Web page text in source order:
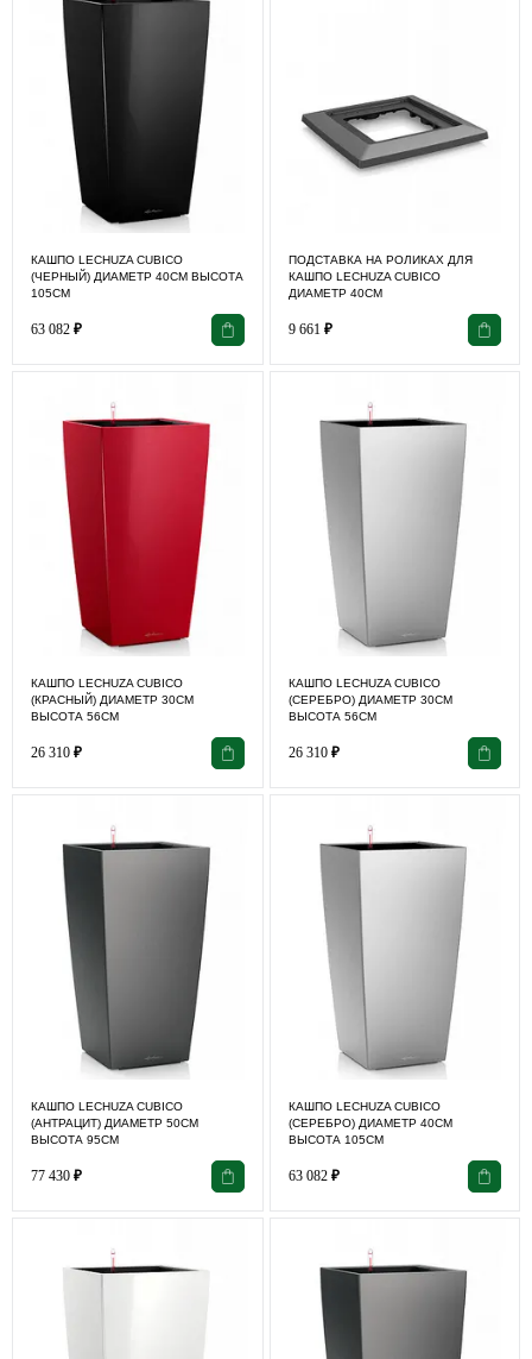
КАШПО LECHUZA CUBICO
(ЧЕРНЫЙ) ДИАМЕТР 40СМ ВЫСОТА
105СМ
63 082 ₽
ПОДСТАВКА НА РОЛИКАХ ДЛЯ
КАШПО LECHUZA CUBICO
ДИАМЕТР 40СМ
9 661 ₽
КАШПО LECHUZA CUBICO
(КРАСНЫЙ) ДИАМЕТР 30СМ
ВЫСОТА 56СМ
26 310 ₽
КАШПО LECHUZA CUBICO
(СЕРЕБРО) ДИАМЕТР 30СМ
ВЫСОТА 56СМ
26 310 ₽
КАШПО LECHUZA CUBICO
(АНТРАЦИТ) ДИАМЕТР 50СМ
ВЫСОТА 95СМ
77 430 ₽
КАШПО LECHUZA CUBICO
(СЕРЕБРО) ДИАМЕТР 40СМ
ВЫСОТА 105СМ
63 082 ₽